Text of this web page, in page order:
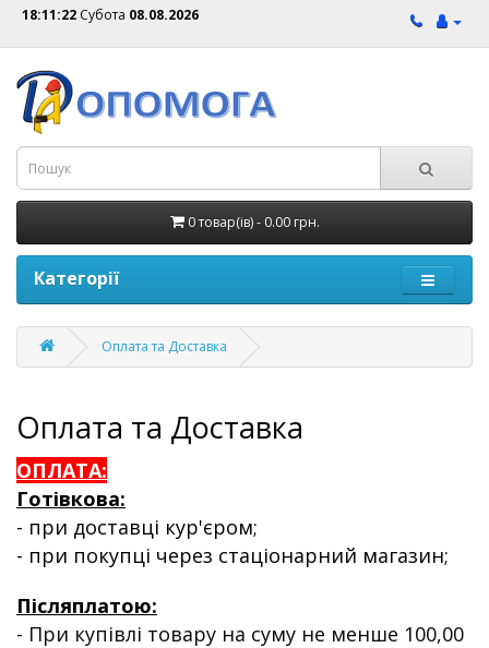
18:11:22 Субота 08.08.2026
0 товар(ів) - 0.00 грн.
Категорії
Оплата та Доставка
Оплата та Доставка
ОПЛАТА:
Готівкова:
- при доставці кур'єром;
- при покупці через стаціонарний магазин;
Післяплатою:
- При купівлі товару на суму не менше 100,00